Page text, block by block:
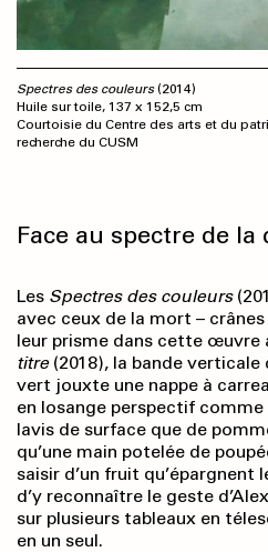
Spectres des couleurs(2014)
Huile sur toile, 137 x 152,5 cm
Courtoisie du Centre des arts et du
recherche du CUSM
Face au spectre de
Les Spectres des couleurs
avec ceux de la mort –
leur prisme dans cette œuvre
titre(2018), la bande verticale
vert jouxte une nappe à
en losange perspectif
lavis de surface que de
qu’une main potelée de
saisir d’un fruit qu’épargnent
d’y reconnaître le geste
sur plusieurs tableaux en
en un seul.